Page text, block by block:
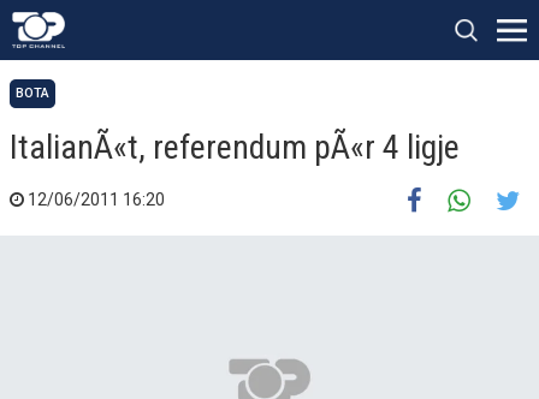
BOTA
ItalianÃ«t, referendum pÃ«r 4 ligje
12/06/2011 16:20